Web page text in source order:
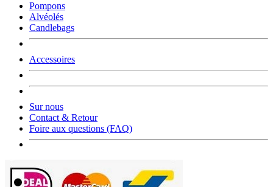
Pompons
Alvéolés
Candlebags
Accessoires
Sur nous
Contact & Retour
Foire aux questions (FAQ)